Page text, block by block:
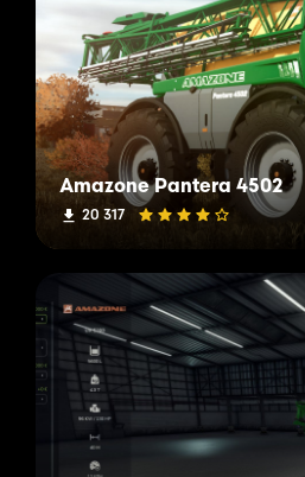
Amazone Pantera 4502
20 317